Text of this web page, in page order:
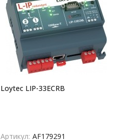
Loytec LIP-33ECRB
Артикул: AF179291